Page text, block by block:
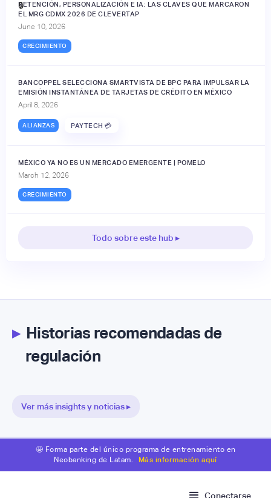
RETENCIÓN, PERSONALIZACIÓN E IA: LAS CLAVES QUE MARCARON
EL MRG CDMX 2026 DE CLEVERTAP
June 10, 2026
CRECIMIENTO
🔒
BANCOPPEL SELECCIONA SMARTVISTA DE BPC PARA IMPULSAR LA
EMISIÓN INSTANTÁNEA DE TARJETAS DE CRÉDITO EN MÉXICO
April 8, 2026
ALIANZAS PAYTECH 💳
MÉXICO YA NO ES UN MERCADO EMERGENTE | POMELO
March 12, 2026
CRECIMIENTO
Todo sobre este hub ▸
▸Historias recomendadas de
regulación
Ver más insights y noticias ▸
🤩 Forma parte del único programa de entrenamiento en
Neobanking de Latam.
Más información aquí
Conectarse